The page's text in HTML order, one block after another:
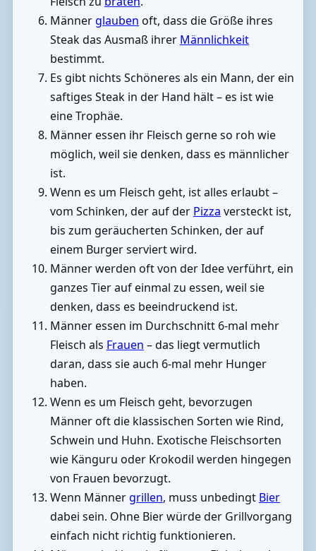
Männerglauben oft, dass die Größe ihres
Steak das Ausmaß ihrer Männlichkeit
bestimmt.
Es gibt nichts Schöneres als ein Mann, der ein
saftiges Steak in der Hand hält – es ist wie
eine Trophäe.
Männer essen ihr Fleisch gerne so roh wie
möglich, weil sie denken, dass es männlicher
ist.
Wenn es um Fleisch geht, ist alles erlaubt –
vom Schinken, der auf der Pizza versteckt ist,
bis zum geräucherten Schinken, der auf
einem Burger serviert wird.
Männer werden oft von der Idee verführt, ein
ganzes Tier auf einmal zu essen, weil sie
denken, dass es beeindruckend ist.
Männer essen im Durchschnitt 6-mal mehr
Fleisch als Frauen – das liegt vermutlich
daran, dass sie auch 6-mal mehr Hunger
haben.
Wenn es um Fleisch geht, bevorzugen
Männer oft die klassischen Sorten wie Rind,
Schwein und Huhn. Exotische Fleischsorten
wie Känguru oder Krokodil werden hingegen
von Frauen bevorzugt.
Wenn Männergrillen, muss unbedingt Bier
dabei sein. Ohne Bier würde der Grillvorgang
einfach nicht richtig funktionieren.